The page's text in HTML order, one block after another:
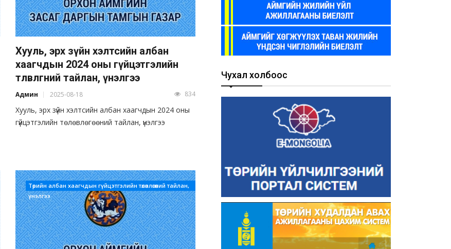
Хууль, эрх зүйн хэлтсийн албан
хаагчдын 2024 оны гүйцэтгэлийн
төлөвлөгөөний тайлан, үнэлгээ
Админ 2025-08-18 834
Хууль, эрх зүйн хэлтсийн албан хаагчдын 2024 оны
гүйцэтгэлийн төлөвлөгөөний тайлан, үнэлгээ
Төрийн албан хаагчдын гүйцэтгэлийн төлөвлөгөөний тайлан,
үнэлгээ
Чухал холбоос